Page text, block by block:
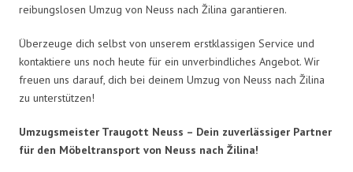
reibungslosen Umzug von Neuss nach Žilina garantieren.
Überzeuge dich selbst von unserem erstklassigen Service und
kontaktiere uns noch heute für ein unverbindliches Angebot. Wir
freuen uns darauf, dich bei deinem Umzug von Neuss nach Žilina
zu unterstützen!
Umzugsmeister Traugott Neuss – Dein zuverlässiger Partner
für den Möbeltransport von Neuss nach Žilina!